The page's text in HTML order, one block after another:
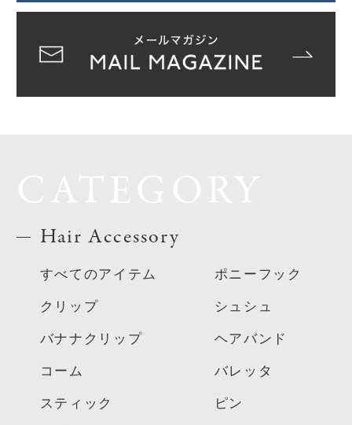
Hair Accessory
すべてのアイテム
クリップ
バナナクリップ
コーム
スティック
ポニーフック
シュシュ
ヘアバンド
バレッタ
ピン